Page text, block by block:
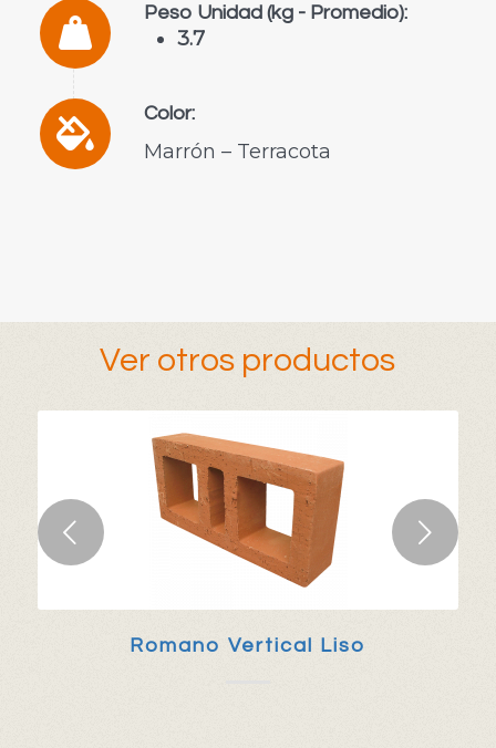
Peso Unidad (kg - Promedio):
3.7
Color:
Marrón – Terracota
Ver otros productos
Romano Vertical Liso
Posterior